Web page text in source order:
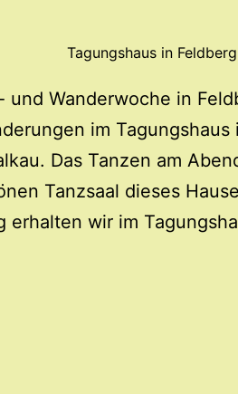
Tagungshaus in
und Wanderwoche in
im
Das Tanzen am
Tanzsaal dieses
erhalten wir im